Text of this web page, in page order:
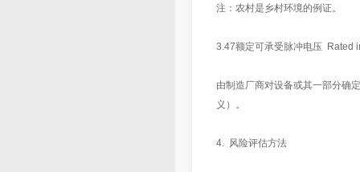
注：农村是乡村环境的例证。
3.47额定可承受脉冲电压 Rated
由制造厂商对设备或其一部分确
义）。
4. 风险评估方法